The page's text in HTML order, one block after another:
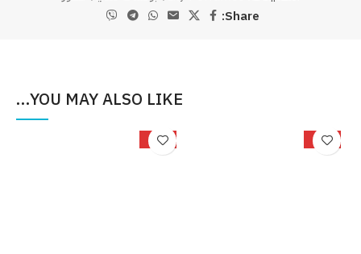
Share:
YOU MAY ALSO LIKE…
-34%
-25%